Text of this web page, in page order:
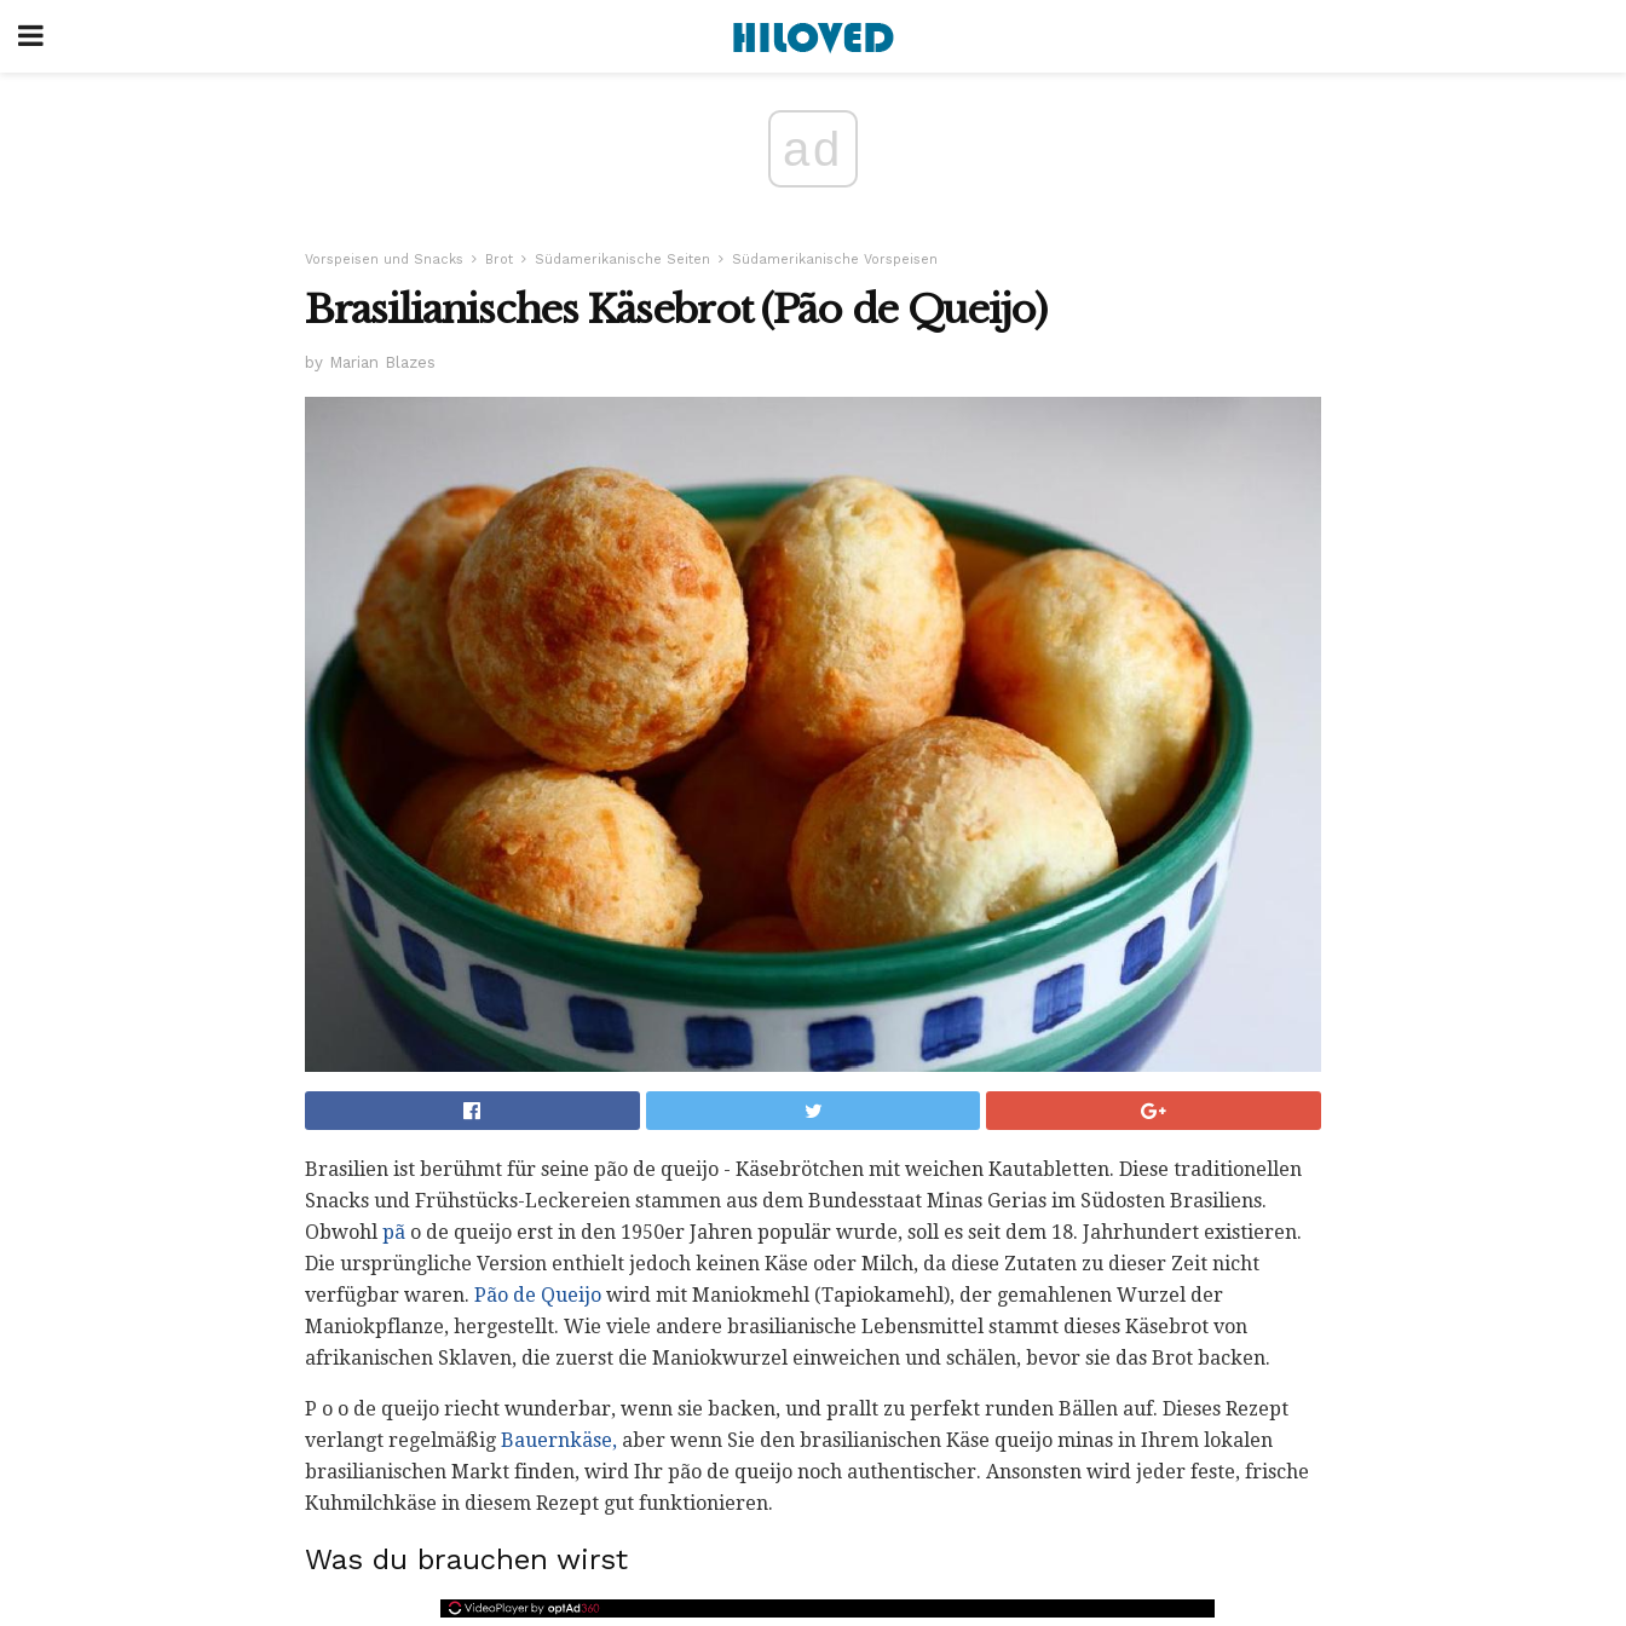
ad
Vorspeisen und Snacks Brot Südamerikanische Seiten Südamerikanische Vorspeisen
Brasilianisches Käsebrot (Pão de Queijo)
by Marian Blazes
Brasilien ist berühmt für seine pão de queijo - Käsebrötchen mit weichen Kautabletten. Diese traditionellen
Snacks und Frühstücks-Leckereien stammen aus dem Bundesstaat Minas Gerias im Südosten Brasiliens.
Obwohl pã o de queijo erst in den 1950er Jahren populär wurde, soll es seit dem 18. Jahrhundert existieren.
Die ursprüngliche Version enthielt jedoch keinen Käse oder Milch, da diese Zutaten zu dieser Zeit nicht
verfügbar waren. Pão de Queijo wird mit Maniokmehl (Tapiokamehl), der gemahlenen Wurzel der
Maniokpflanze, hergestellt. Wie viele andere brasilianische Lebensmittel stammt dieses Käsebrot von
afrikanischen Sklaven, die zuerst die Maniokwurzel einweichen und schälen, bevor sie das Brot backen.
P o o de queijo riecht wunderbar, wenn sie backen, und prallt zu perfekt runden Bällen auf. Dieses Rezept
verlangt regelmäßig Bauernkäse, aber wenn Sie den brasilianischen Käse queijo minas in Ihrem lokalen
brasilianischen Markt finden, wird Ihr pão de queijo noch authentischer. Ansonsten wird jeder feste, frische
Kuhmilchkäse in diesem Rezept gut funktionieren.
Was du brauchen wirst